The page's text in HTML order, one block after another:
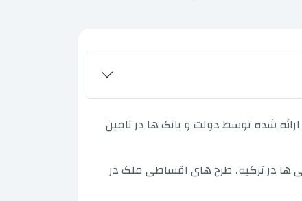
شده توسط دولت و بانک ها در تامین
ها در ترکیه، طرح های اقساطی ملک در